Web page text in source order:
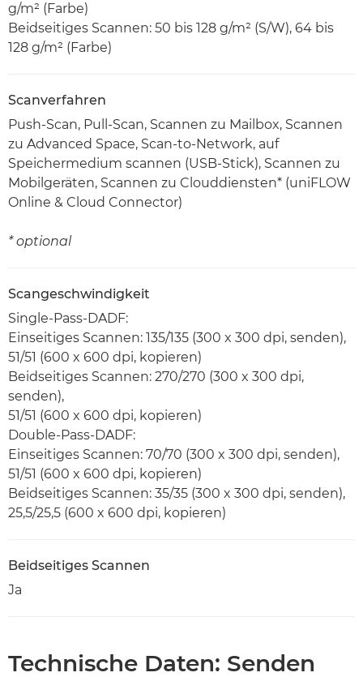
g/m² (Farbe)
Beidseitiges Scannen: 50 bis 128 g/m² (S/W), 64 bis
128 g/m² (Farbe)
Scanverfahren
Push-Scan, Pull-Scan, Scannen zu Mailbox, Scannen
zu Advanced Space, Scan-to-Network, auf
Speichermedium scannen (USB-Stick), Scannen zu
Mobilgeräten, Scannen zu Clouddiensten* (uniFLOW
Online & Cloud Connector)
* optional
Scangeschwindigkeit
Single-Pass-DADF:
Einseitiges Scannen: 135/135 (300 x 300 dpi, senden),
51/51 (600 x 600 dpi, kopieren)
Beidseitiges Scannen: 270/270 (300 x 300 dpi,
senden),
51/51 (600 x 600 dpi, kopieren)
Double-Pass-DADF:
Einseitiges Scannen: 70/70 (300 x 300 dpi, senden),
51/51 (600 x 600 dpi, kopieren)
Beidseitiges Scannen: 35/35 (300 x 300 dpi, senden),
25,5/25,5 (600 x 600 dpi, kopieren)
Beidseitiges Scannen
Ja
Technische Daten: Senden